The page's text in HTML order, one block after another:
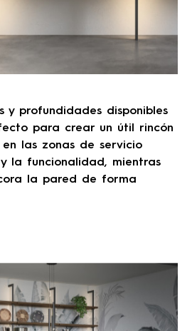
y profundidades disponibles
para crear un útil rincón
las zonas de servicio
la funcionalidad, mientras
la pared de forma